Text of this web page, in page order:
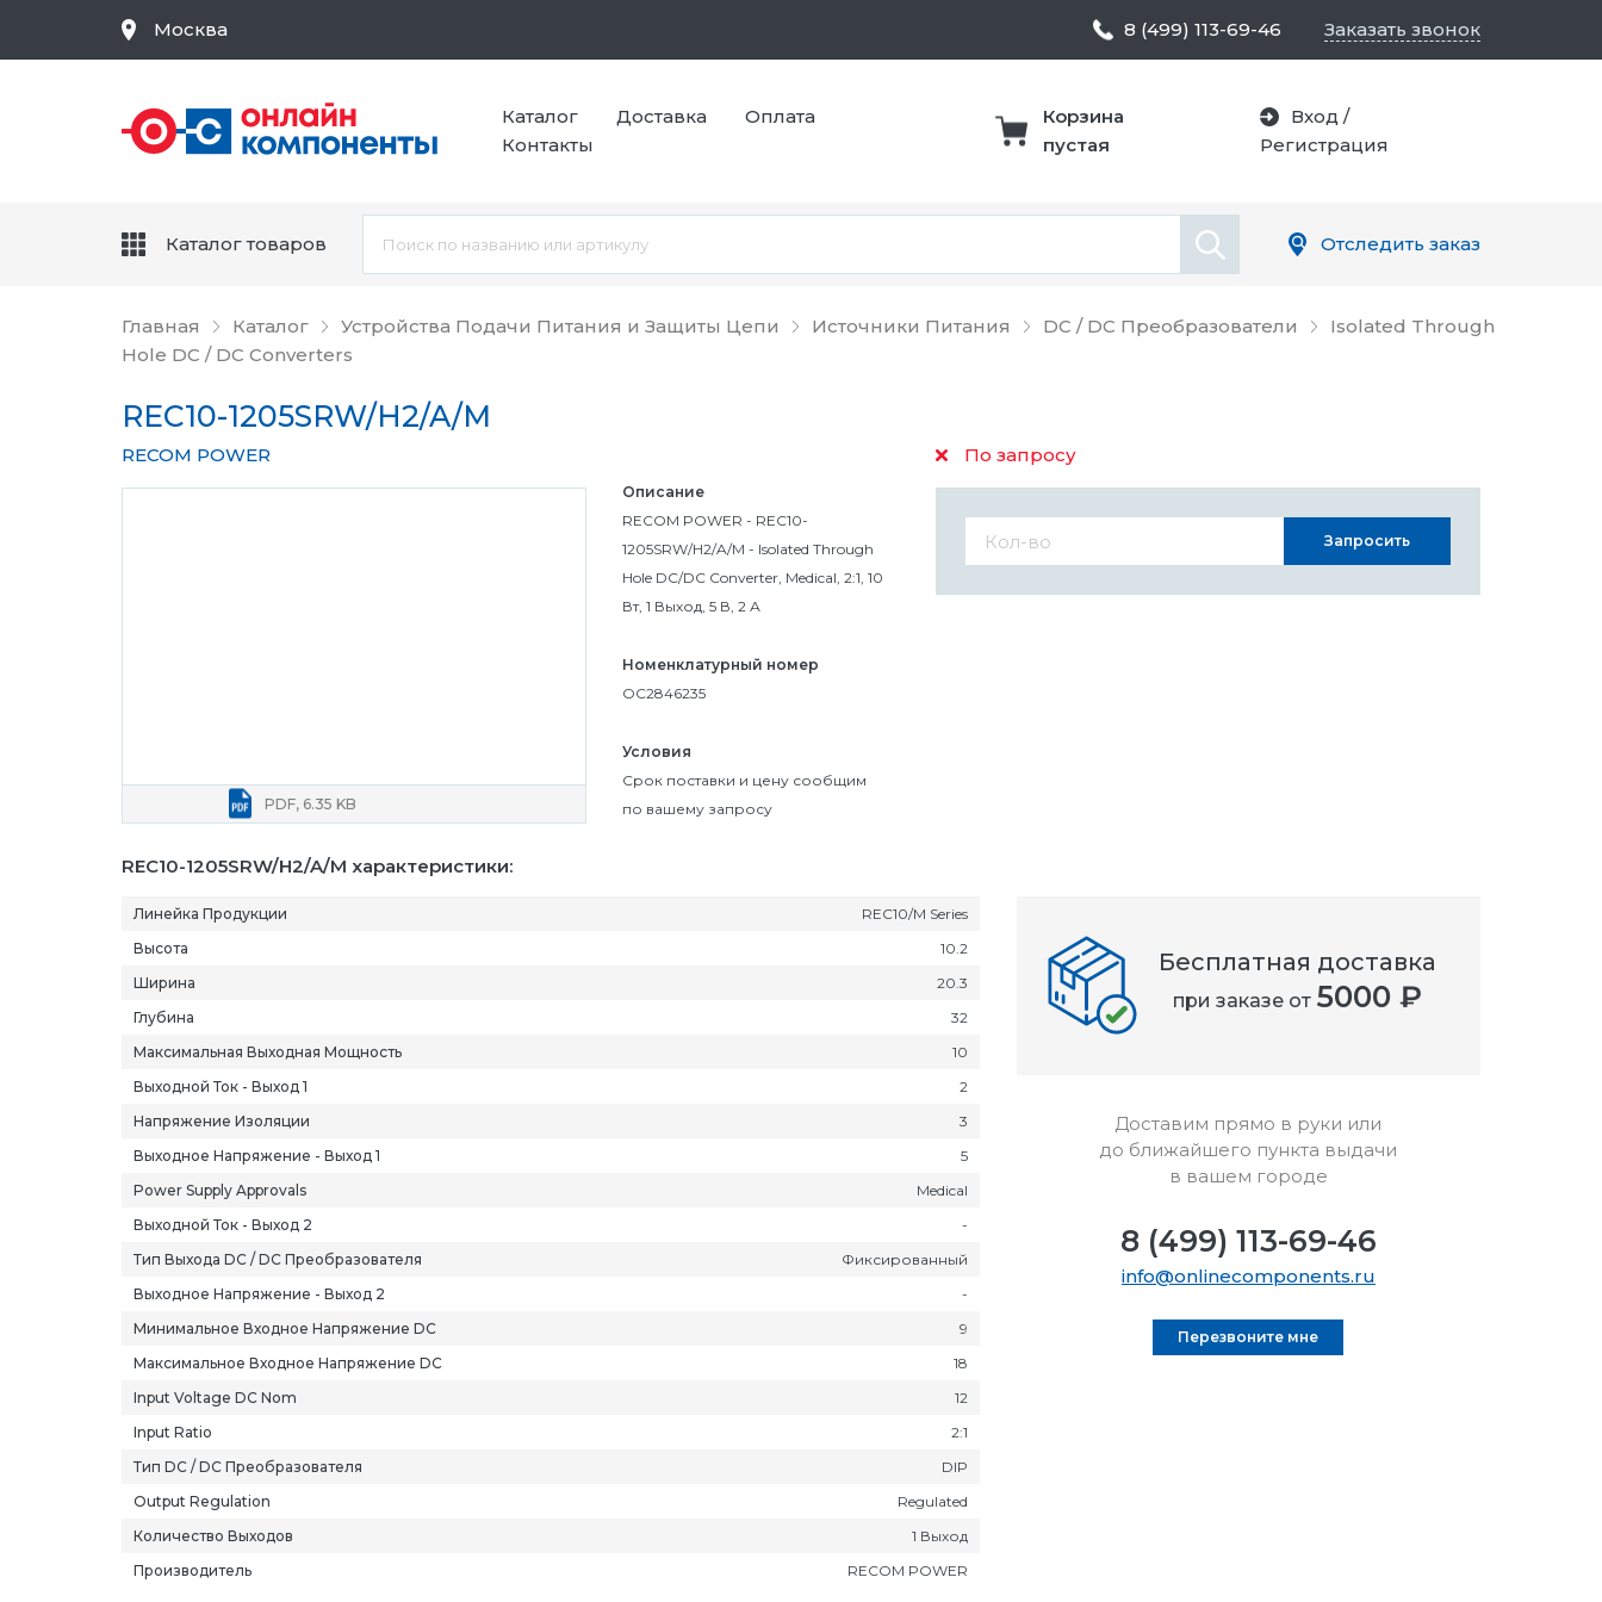
Главная Каталог Устройства Подачи Питания и Защиты Цепи Источники Питания DC / DC Преобразователи
Isolated Through
Hole DC / DC Converters
REC10-1205SRW/H2/A/M
RECOM POWER По запросу
PDF, 6.35 KB
Описание
RECOM POWER - REC10-
1205SRW/H2/A/M - Isolated Through
Hole DC/DC Converter, Medical, 2:1, 10
Вт, 1 Выход, 5 В, 2 А
Номенклатурный номер
OC2846235
Условия
Cрок поставки и цену сообщим
по вашему запросу
Запросить
REC10-1205SRW/H2/A/M характеристики:
Линейка Продукции
REC10/M Series
Высота
10.2
Ширина
20.3
Глубина
32
Максимальная Выходная Мощность
10
Выходной Ток - Выход 1
2
Напряжение Изоляции
3
Выходное Напряжение - Выход 1
5
Power Supply Approvals
Medical
Выходной Ток - Выход 2
-
Тип Выхода DC / DC Преобразователя
Фиксированный
Выходное Напряжение - Выход 2
-
Минимальное Входное Напряжение DC
9
Максимальное Входное Напряжение DC
18
Input Voltage DC Nom
12
Input Ratio
2:1
Тип DC / DC Преобразователя
DIP
Output Regulation
Regulated
Количество Выходов
1 Выход
Производитель
RECOM POWER
Бесплатная доставка
при заказе от 5000 ₽
Доставим прямо в руки или
до ближайшего пункта выдачи
в вашем городе
8 (499) 113-69-46
info@onlinecomponents.ru
Перезвоните мне
Москва 8 (499) 113-69-46 Заказать звонок
Каталог Доставка
Оплата
Контакты
Корзина
пустая
Вход /
Регистрация
Каталог товаров Отследить заказ